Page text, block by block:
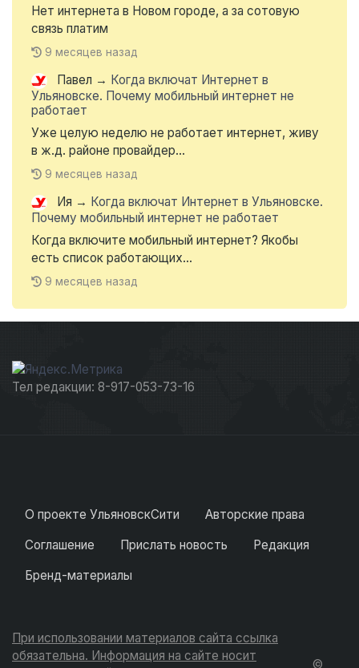
Нет интернета в Новом городе, а за сотовую
связь платим
9 месяцев назад
Павел → Когда включат Интернет в
Ульяновске. Почему мобильный интернет не
работает
Уже целую неделю не работает интернет, живу
в ж.д. районе провайдер...
9 месяцев назад
Ия → Когда включат Интернет в Ульяновске.
Почему мобильный интернет не работает
Когда включите мобильный интернет? Якобы
есть список работающих...
9 месяцев назад
Тел редакции: 8-917-053-73-16
О проекте УльяновскСити
Авторские права
Соглашение
Прислать новость
Редакция
Бренд-материалы
При использовании материалов сайта ссылка
обязательна. Информация на сайте носит
©